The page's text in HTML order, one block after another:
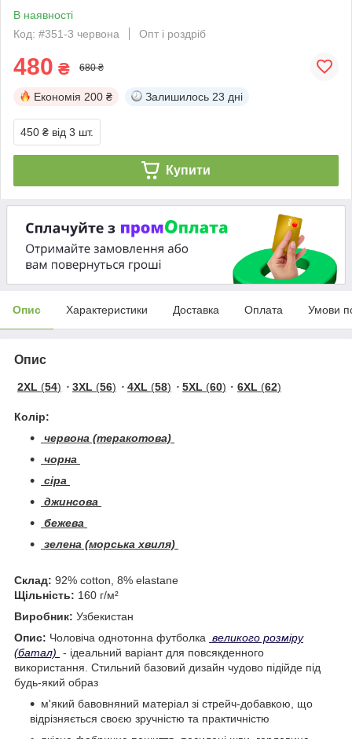
В наявності
Код: #351-3 червона
Опт і роздріб
480 ₴ 680 ₴
Економія 200 ₴ Залишилось 23 дні
450 ₴ від 3 шт.
Купити
Опис Характеристики Доставка Оплата Умови
Опис
2XL (54) ・ 3XL (56) ・ 4XL (58) ・ 5XL (60) ・ 6XL (62)
Колір:
червона (теракотова)
чорна
сіра
джинсова
бежева
зелена (морська хвиля)
Склад: 92% cotton, 8% elastane
Щільність: 160 г/м²
Виробник: Узбекистан
Опис: Чоловіча однотонна футболка великого розміру
(батал) - ідеальний варіант для повсякденного
використання. Стильний базовий дизайн чудово підійде під
будь-який образ
м'який бавовняний матеріал зі стрейч-добавкою, що
відрізняється своєю зручністю та практичністю